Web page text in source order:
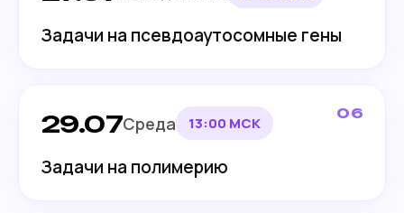
Задачи на псевдоаутосомные гены
06
29.07Среда 13:00 МСК
Задачи на полимерию